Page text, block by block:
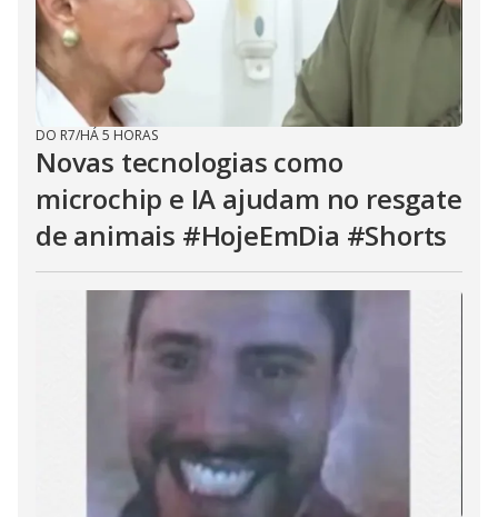
DO R7/HÁ 5 HORAS
Novas tecnologias como
microchip e IA ajudam no resgate
de animais #HojeEmDia #Shorts